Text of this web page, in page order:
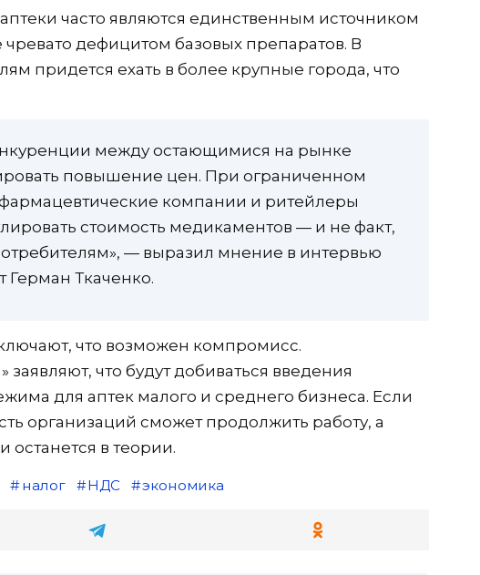
часто являются единственным источником
чревато дефицитом базовых препаратов. В
придется ехать в более крупные города, что
между остающимися на рынке
повышение цен. При ограниченном
компании и ритейлеры
стоимость медикаментов — и не факт,
— выразил мнение в интервью
Герман Ткаченко.
что возможен компромисс.
что будут добиваться введения
для аптек малого и среднего бизнеса. Если
организаций сможет продолжить работу, а
останется в теории.
налог НДС экономика